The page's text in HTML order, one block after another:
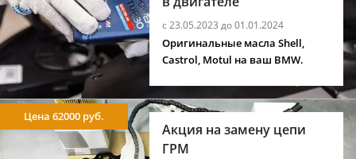
с 23.05.2023 до 01.01.2024
Оригинальные масла Shell,
Castrol, Motul на ваш BMW.
Акция на замену цепи
ГРМ
Цена 62000 руб.